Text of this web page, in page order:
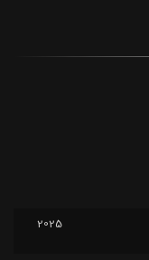
2025